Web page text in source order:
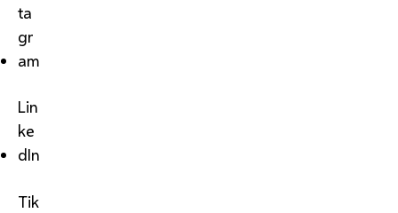
ta
gr
am
Lin
ke
dIn
Tik